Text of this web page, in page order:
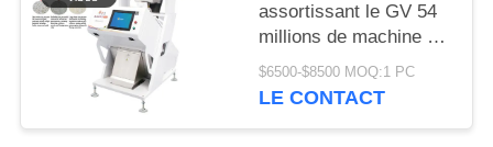
assortissant le GV 54
millions de machine de
développement de
séparateur de pixel
$6500-$8500 MOQ:1 PC
LE CONTACT